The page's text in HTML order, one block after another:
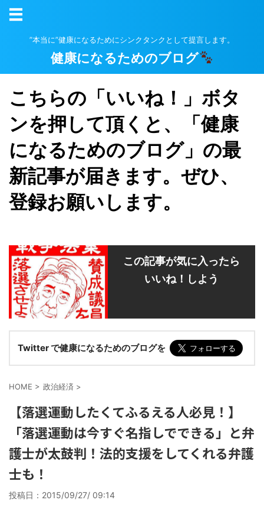
”本当に”健康になるためにシンクタンクとして提言します。
健康になるためのブログ
こちらの「いいね！」ボタ
ンを押して頂くと、「健康
になるためのブログ」の最
新記事が届きます。ぜひ、
登録お願いします。
この記事が気に入ったら
いいね！しよう
Twitter で健康になるためのブログを
HOME > 政治経済 >
【落選運動したくてふるえる人必見！】
「落選運動は今すぐ名指しでできる」と弁
護士が太鼓判！法的支援をしてくれる弁護
士も！
投稿日： 2015/09/27/ 09:14